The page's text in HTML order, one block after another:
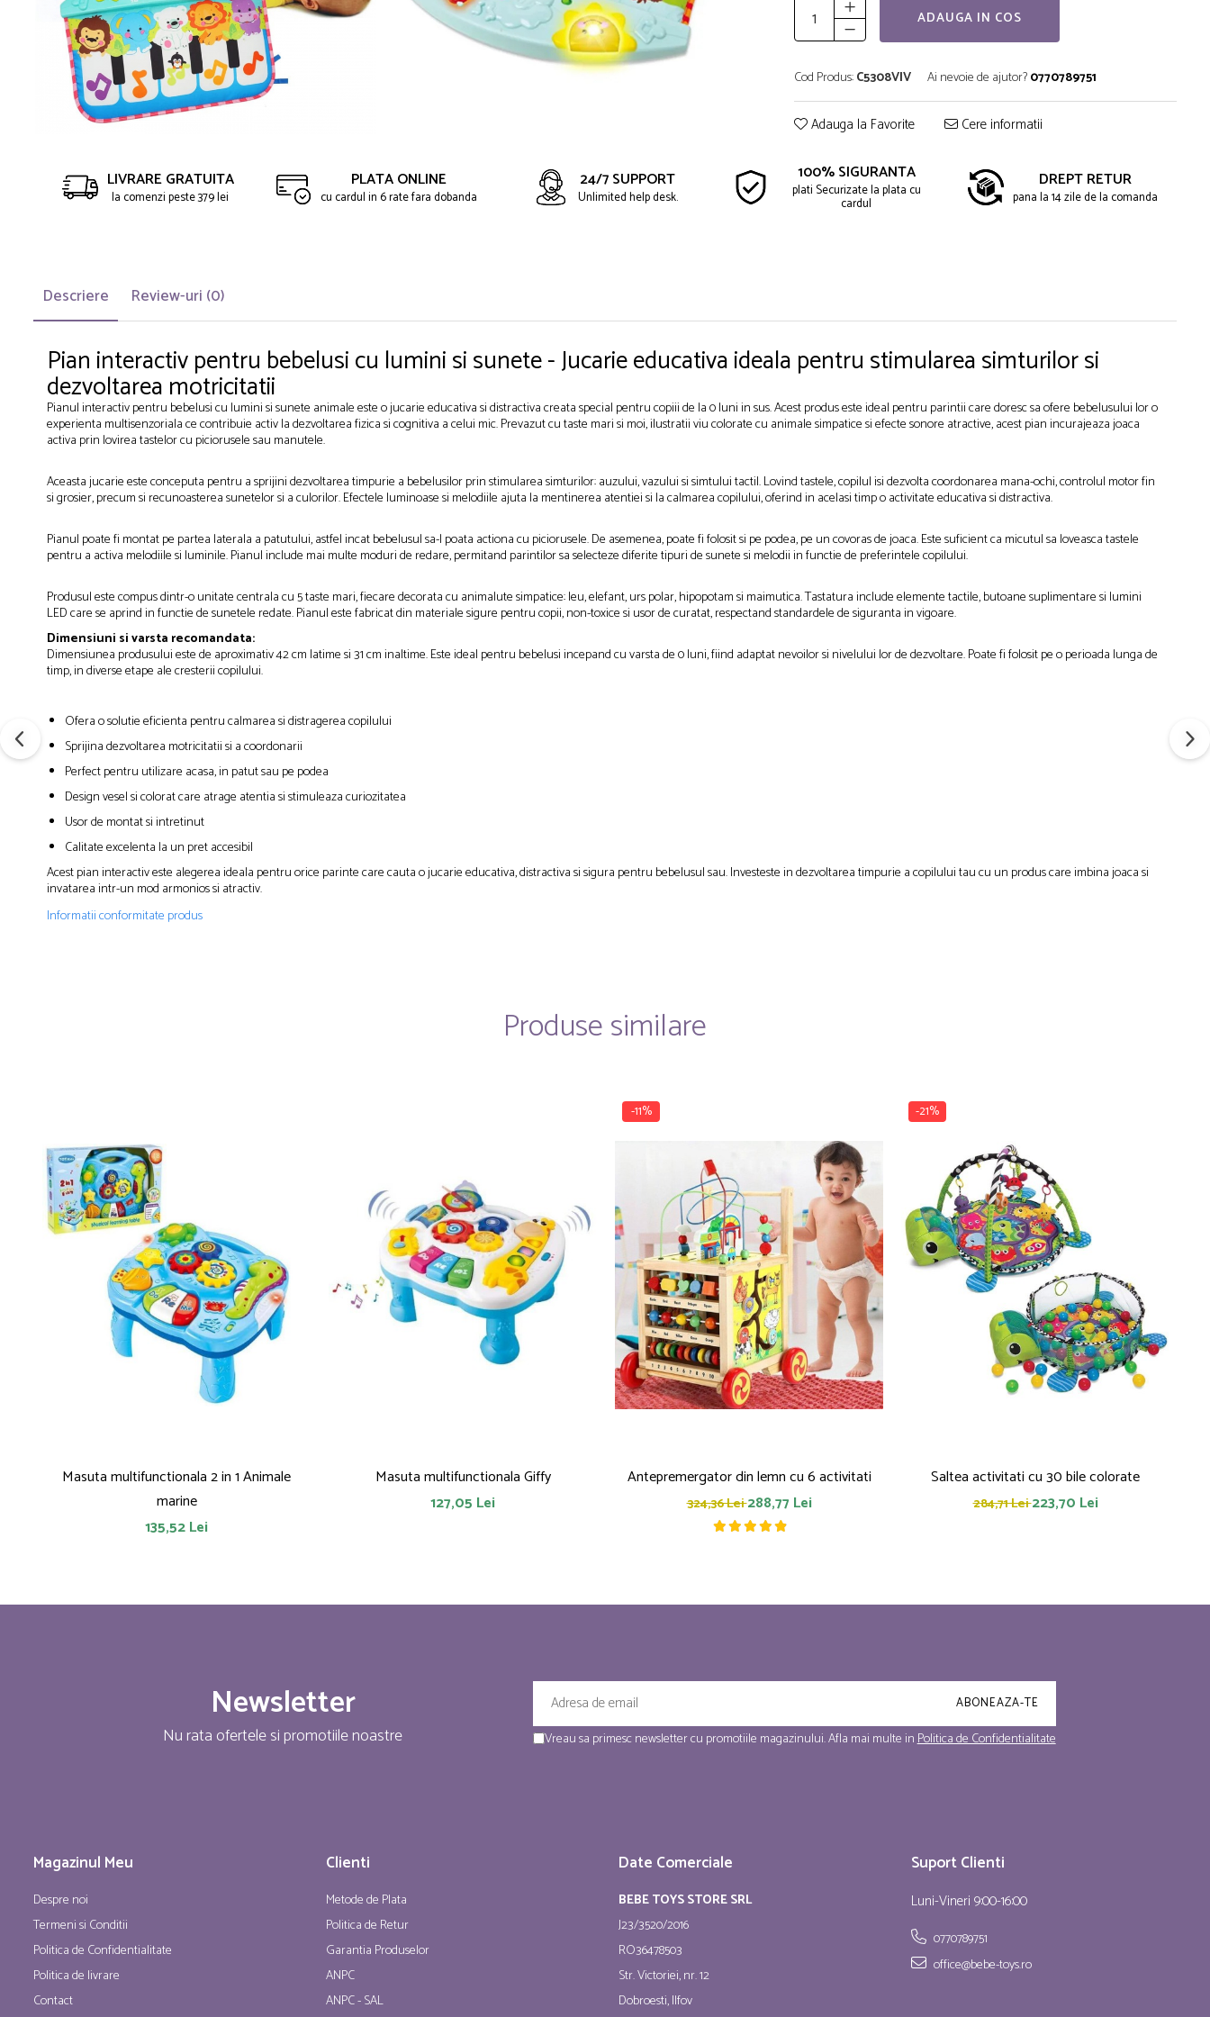
Papusi si accesorii
Trenulete si masinute
Unelte si bancuri de lucru
ADAUGA IN COS
Cod Produs:C5308VIV Ai nevoie de ajutor?0770789751
Adauga la Favorite Cere informatii
LIVRARE GRATUITA
la comenzi peste 379 lei
PLATA ONLINE
cu cardul in 6 rate fara dobanda
24/7 SUPPORT
Unlimited help desk.
100% SIGURANTA
plati Securizate la plata cu
cardul
DREPT RETUR
pana la 14 zile de la comanda
Descriere Review-uri (0)
Pian interactiv pentru bebelusi cu lumini si sunete - Jucarie educativa ideala pentru stimularea simturilor si
dezvoltarea motricitatii
Pianul interactiv pentru bebelusi cu lumini si sunete animale este o jucarie educativa si distractiva creata special pentru copiii de la 0 luni in sus. Acest produs este ideal pentru parintii care doresc sa ofere bebelusului lor o
experienta multisenzoriala ce contribuie activ la dezvoltarea fizica si cognitiva a celui mic. Prevazut cu taste mari si moi, ilustratii viu colorate cu animale simpatice si efecte sonore atractive, acest pian incurajeaza joaca
activa prin lovirea tastelor cu piciorusele sau manutele.
Aceasta jucarie este conceputa pentru a sprijini dezvoltarea timpurie a bebelusilor prin stimularea simturilor: auzului, vazului si simtului tactil. Lovind tastele, copilul isi dezvolta coordonarea mana-ochi, controlul motor fin
si grosier, precum si recunoasterea sunetelor si a culorilor. Efectele luminoase si melodiile ajuta la mentinerea atentiei si la calmarea copilului, oferind in acelasi timp o activitate educativa si distractiva.
Pianul poate fi montat pe partea laterala a patutului, astfel incat bebelusul sa-l poata actiona cu piciorusele. De asemenea, poate fi folosit si pe podea, pe un covoras de joaca. Este suficient ca micutul sa loveasca tastele
pentru a activa melodiile si luminile. Pianul include mai multe moduri de redare, permitand parintilor sa selecteze diferite tipuri de sunete si melodii in functie de preferintele copilului.
Produsul este compus dintr-o unitate centrala cu 5 taste mari, fiecare decorata cu animalute simpatice: leu, elefant, urs polar, hipopotam si maimutica. Tastatura include elemente tactile, butoane suplimentare si lumini
LED care se aprind in functie de sunetele redate. Pianul este fabricat din materiale sigure pentru copii, non-toxice si usor de curatat, respectand standardele de siguranta in vigoare.
Dimensiuni si varsta recomandata:
Dimensiunea produsului este de aproximativ 42 cm latime si 31 cm inaltime. Este ideal pentru bebelusi incepand cu varsta de 0 luni, fiind adaptat nevoilor si nivelului lor de dezvoltare. Poate fi folosit pe o perioada lunga de
timp, in diverse etape ale cresterii copilului.
Ofera o solutie eficienta pentru calmarea si distragerea copilului
Sprijina dezvoltarea motricitatii si a coordonarii
Perfect pentru utilizare acasa, in patut sau pe podea
Design vesel si colorat care atrage atentia si stimuleaza curiozitatea
Usor de montat si intretinut
Calitate excelenta la un pret accesibil
Acest pian interactiv este alegerea ideala pentru orice parinte care cauta o jucarie educativa, distractiva si sigura pentru bebelusul sau. Investeste in dezvoltarea timpurie a copilului tau cu un produs care imbina joaca si
invatarea intr-un mod armonios si atractiv.
Informatii conformitate produs
Produse similare
Masuta multifunctionala 2 in 1 Animale
marine
135,52 Lei
Masuta multifunctionala Giffy
127,05 Lei
-11%
Antepremergator din lemn cu 6 activitati
324,36 Lei288,77 Lei
-21%
Saltea activitati cu 30 bile colorate
284,71 Lei223,70 Lei
Newsletter
Nu rata ofertele si promotiile noastre Vreau sa primesc newsletter cu promotiile magazinului. Afla mai multe inPolitica de Confidentialitate
Magazinul Meu
Despre noi
Termeni si Conditii
Politica de Confidentialitate
Politica de livrare
Contact
Clienti
Metode de Plata
Politica de Retur
Garantia Produselor
ANPC
ANPC - SAL
Date Comerciale
BEBE TOYS STORE SRL
J23/3520/2016
RO36478503
Str. Victoriei, nr. 12
Dobroesti, Ilfov
Suport Clienti
Luni-Vineri 9:00-16:00
0770789751
office@bebe-toys.ro